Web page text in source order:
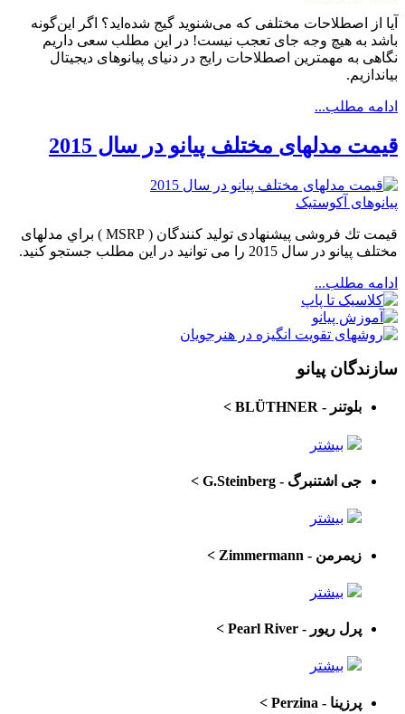
آیا از اصطلاحات مختلفی که می‌شنوید گیج شده‌اید؟ اگر این‌گونه
باشد به هیچ وجه جای تعجب نیست! در این مطلب سعی داریم
نگاهی به مهمترین اصطلاحات رایج در دنیای پیانوهای دیجیتال
بیاندازیم.
ادامه مطلب...
قيمت مدلهای مختلف پيانو در سال 2015
پیانوهای آکوستیک
قيمت تك فروشی پيشنهادی توليد كنندگان ( MSRP ) براي مدلهای
مختلف پيانو در سال 2015 را می توانيد در اين مطلب جستجو كنيد.
ادامه مطلب...
سازندگان پیانو
بلوتنر - BLÜTHNER >
بیشتر
جی اشتنبرگ - G.Steinberg >
بیشتر
زیمرمن - Zimmermann >
بیشتر
پرل ریور - Pearl River >
بیشتر
پرزینا - Perzina >